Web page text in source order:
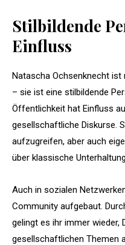
Stilbildende
Einfluss
Natascha Ochsenknecht ist
– sie ist eine stilbildende
Öffentlichkeit hat Einfluss
gesellschaftliche Diskurse.
aufzugreifen, aber auch
über klassische
Auch in sozialen
Community aufgebaut.
gelingt es ihr immer wieder,
gesellschaftlichen Themen